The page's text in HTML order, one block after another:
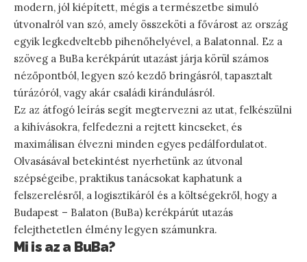
modern, jól kiépített, mégis a természetbe simuló
útvonalról van szó, amely összeköti a fővárost az ország
egyik legkedveltebb pihenőhelyével, a Balatonnal. Ez a
szöveg a BuBa kerékpárút utazást járja körül számos
nézőpontból, legyen szó kezdő bringásról, tapasztalt
túrázóról, vagy akár családi kirándulásról.
Ez az átfogó leírás segít megtervezni az utat, felkészülni
a kihívásokra, felfedezni a rejtett kincseket, és
maximálisan élvezni minden egyes pedálfordulatot.
Olvasásával betekintést nyerhetünk az útvonal
szépségeibe, praktikus tanácsokat kaphatunk a
felszerelésről, a logisztikáról és a költségekről, hogy a
Budapest – Balaton (BuBa) kerékpárút utazás
felejthetetlen élmény legyen számunkra.
Mi is az a BuBa?